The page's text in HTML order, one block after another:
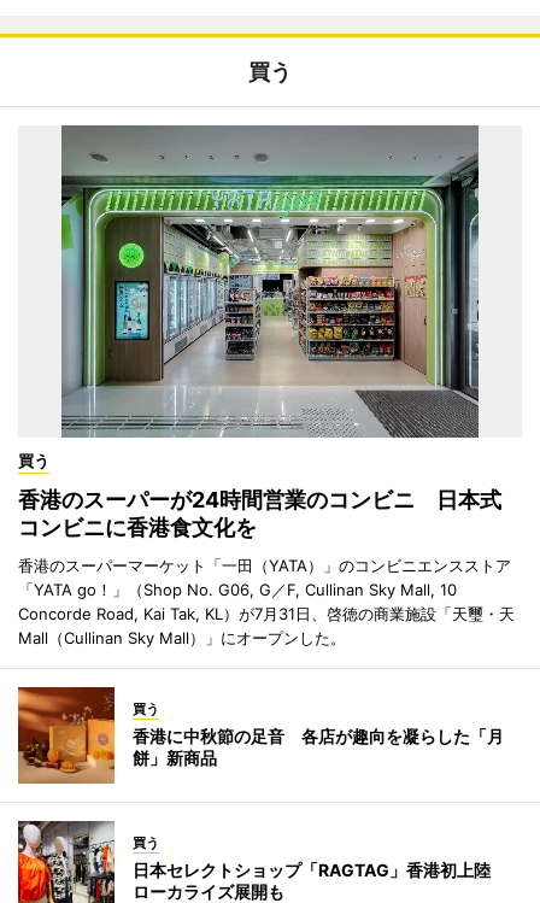
買う
買う
香港のスーパーが24時間営業のコンビニ 日本式
コンビニに香港食文化を
香港のスーパーマーケット「一田（YATA）」のコンビニエンスストア
「YATA go！」（Shop No. G06, G／F, Cullinan Sky Mall, 10
Concorde Road, Kai Tak, KL）が7月31日、啓徳の商業施設「天璽・天
Mall（Cullinan Sky Mall）」にオープンした。
買う
香港に中秋節の足音 各店が趣向を凝らした「月
餅」新商品
買う
日本セレクトショップ「RAGTAG」香港初上陸
ローカライズ展開も